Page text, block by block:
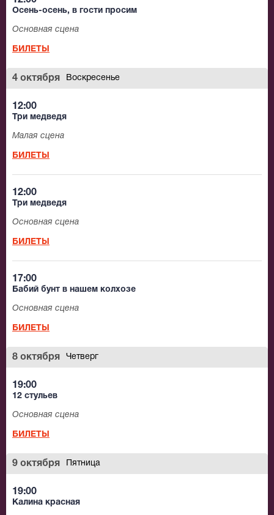
Осень-осень, в гости просим
Основная сцена
БИЛЕТЫ
4 октября Воскресенье
12:00
Три медведя
Малая сцена
БИЛЕТЫ
12:00
Три медведя
Основная сцена
БИЛЕТЫ
17:00
Бабий бунт в нашем колхозе
Основная сцена
БИЛЕТЫ
8 октября Четверг
19:00
12 стульев
Основная сцена
БИЛЕТЫ
9 октября Пятница
19:00
Калина красная